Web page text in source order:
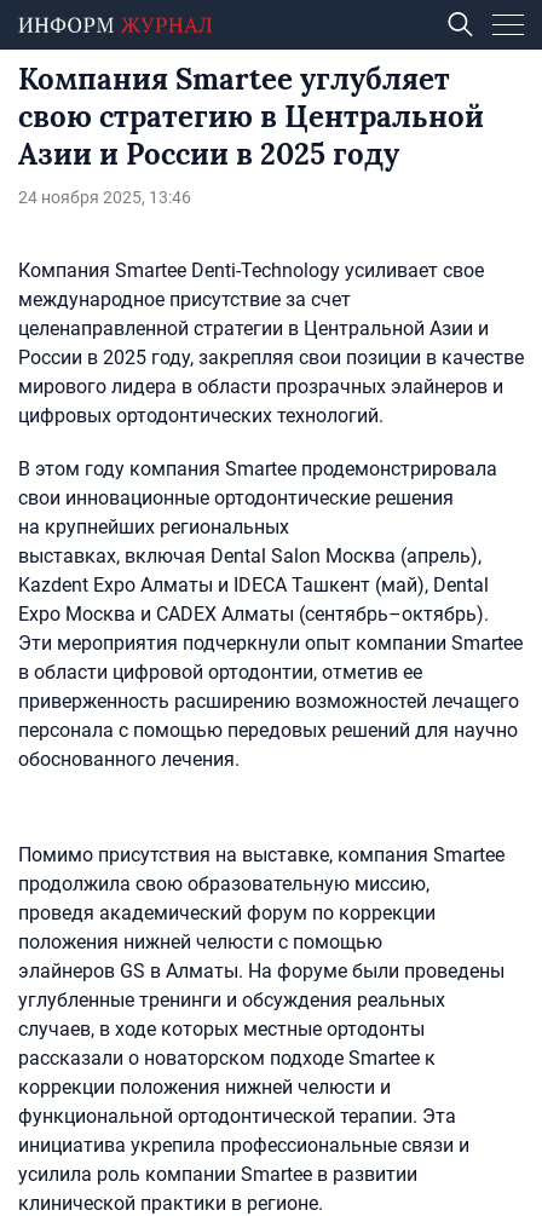
Компания Smartee углубляет
свою стратегию в Центральной
Азии и России в 2025 году
24 ноября 2025, 13:46
Компания Smartee Denti-Technology усиливает свое
международное присутствие за счет
целенаправленной стратегии в Центральной Азии и
России в 2025 году, закрепляя свои позиции в качестве
мирового лидера в области прозрачных элайнеров и
цифровых ортодонтических технологий.
В этом году компания Smartee продемонстрировала
свои инновационные ортодонтические решения
на крупнейших региональных
выставках, включая Dental Salon Москва (апрель),
Kazdent Expo Алматы и IDECA Ташкент (май), Dental
Expo Москва и CADEX Алматы (сентябрь–октябрь).
Эти мероприятия подчеркнули опыт компании Smartee
в области цифровой ортодонтии, отметив ее
приверженность расширению возможностей лечащего
персонала с помощью передовых решений для научно
обоснованного лечения.
Помимо присутствия на выставке, компания Smartee
продолжила свою образовательную миссию,
проведя академический форум по коррекции
положения нижней челюсти с помощью
элайнеров GS в Алматы. На форуме были проведены
углубленные тренинги и обсуждения реальных
случаев, в ходе которых местные ортодонты
рассказали о новаторском подходе Smartee к
коррекции положения нижней челюсти и
функциональной ортодонтической терапии. Эта
инициатива укрепила профессиональные связи и
усилила роль компании Smartee в развитии
клинической практики в регионе.